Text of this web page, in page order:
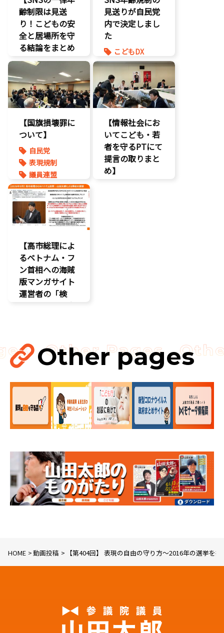
海賊版
知的財産
表現規制
質問主意書
齢制限は見送
り！こどもの安
全と居場所を守
る結論をまとめ
ました】
こどもDX
こどもの権利
こども政策
見送りが自民党
内で決定しまし
た
こどもDX
こどもの権利
こども政策
ゲーム規制
表現規制
【国旗損壊罪に
ついて】
自民党
表現規制
議員連盟
【情報社会にお
いてこども・若
者を守るPTにて
提言の取りまと
め】
【高市総理によ
るベトナム・フ
ン首相への海賊
版マンガサイト
運営者の「検
挙」の要請を実
見直し……
国会
海賊版
Other pages
HOME 動画投稿 【第404回】 表現の自由の守り方〜2016年の選挙を